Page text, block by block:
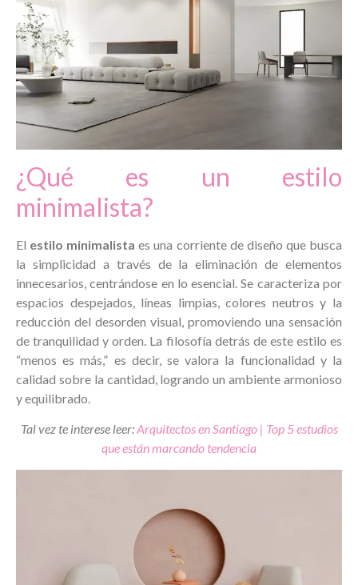
¿Qué es un estilo
minimalista?
El estilo minimalista es una corriente de diseño que busca
la simplicidad a través de la eliminación de elementos
innecesarios, centrándose en lo esencial. Se caracteriza por
espacios despejados, líneas limpias, colores neutros y la
reducción del desorden visual, promoviendo una sensación
de tranquilidad y orden. La filosofía detrás de este estilo es
“menos es más,” es decir, se valora la funcionalidad y la
calidad sobre la cantidad, logrando un ambiente armonioso
y equilibrado.
Tal vez te interese leer:Arquitectos en Santiago | Top 5 estudios
que están marcando tendencia